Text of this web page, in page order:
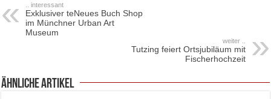
.. interessant
Exklusiver teNeues Buch Shop
im Münchner Urban Art
Museum
weiter ..
Tutzing feiert Ortsjubiläum mit
Fischerhochzeit
ähnliche Artikel